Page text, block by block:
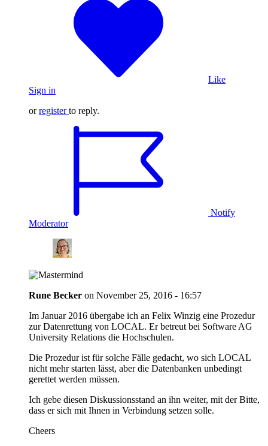
Like
Sign in
orregister to reply.
Notify
Moderator
Rune Becker on November 25, 2016 - 16:57
Im Januar 2016 übergabe ich an Felix Winzig eine Prozedur
zur Datenrettung von LOCAL. Er betreut bei Software AG
University Relations die Hochschulen.
Die Prozedur ist für solche Fälle gedacht, wo sich LOCAL
nicht mehr starten lässt, aber die Datenbanken unbedingt
gerettet werden müssen.
Ich gebe diesen Diskussionsstand an ihn weiter, mit der Bitte,
dass er sich mit Ihnen in Verbindung setzen solle.
Cheers